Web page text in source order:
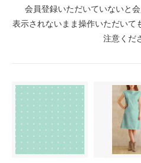
会員登録いただいていないと
表示されないまま操作いただいて
注意くだ